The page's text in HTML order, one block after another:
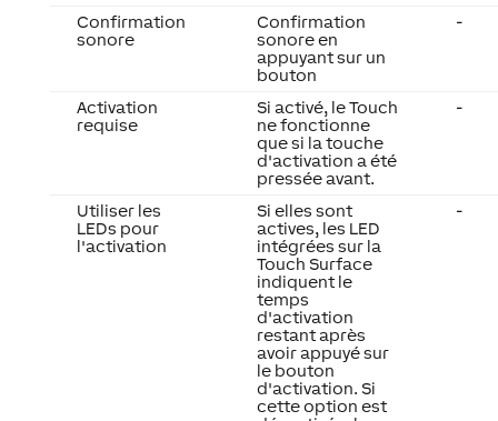
Confirmation
sonore
Confirmation
sonore en
appuyant sur un
bouton
-
Activation
requise
Si activé, le Touch
ne fonctionne
que si la touche
d'activation a été
pressée avant.
-
Utiliser les
LEDs pour
l'activation
Si elles sont
actives, les LED
intégrées sur la
Touch Surface
indiquent le
temps
d'activation
restant après
avoir appuyé sur
le bouton
d'activation. Si
cette option est
-